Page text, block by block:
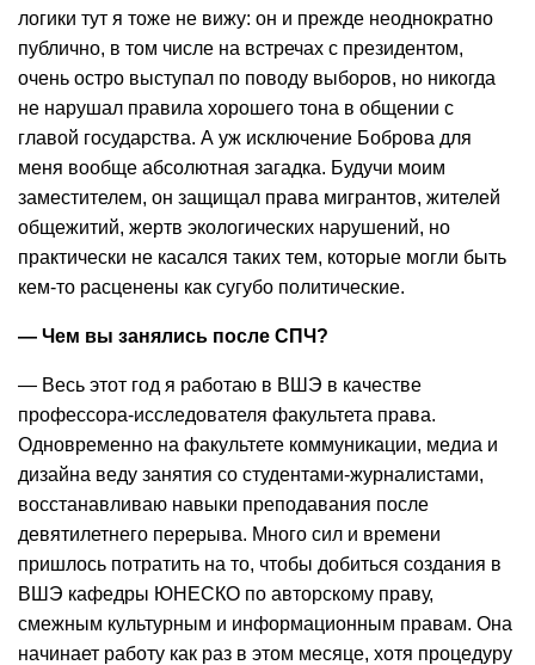
логики тут я тоже не вижу: он и прежде неоднократно
публично, в том числе на встречах с президентом,
очень остро выступал по поводу выборов, но никогда
не нарушал правила хорошего тона в общении с
главой государства. А уж исключение Боброва для
меня вообще абсолютная загадка. Будучи моим
заместителем, он защищал права мигрантов, жителей
общежитий, жертв экологических нарушений, но
практически не касался таких тем, которые могли быть
кем-то расценены как сугубо политические.
— Чем вы занялись после СПЧ?
— Весь этот год я работаю в ВШЭ в качестве
профессора-исследователя факультета права.
Одновременно на факультете коммуникации, медиа и
дизайна веду занятия со студентами-журналистами,
восстанавливаю навыки преподавания после
девятилетнего перерыва. Много сил и времени
пришлось потратить на то, чтобы добиться создания в
ВШЭ кафедры ЮНЕСКО по авторскому праву,
смежным культурным и информационным правам. Она
начинает работу как раз в этом месяце, хотя процедуру